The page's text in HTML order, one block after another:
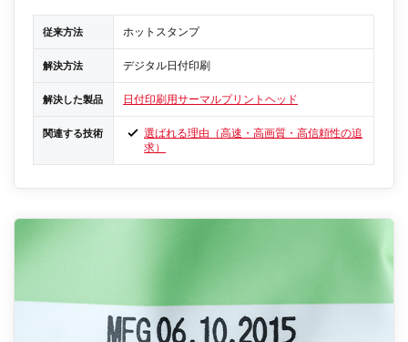
従来方法 ホットスタンプ
解決方法 デジタル日付印刷
解決した製品 日付印刷用サーマルプリントヘッド
関連する技術
選ばれる理由（高速・高画質・高信頼性の追
求）